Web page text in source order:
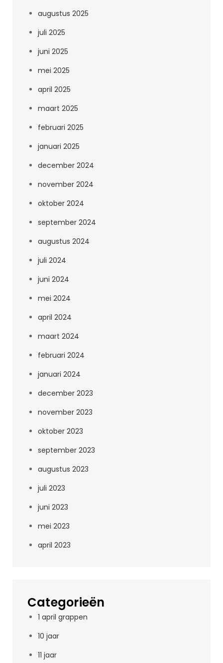
augustus 2025
juli 2025
juni 2025
mei 2025
april 2025
maart 2025
februari 2025
januari 2025
december 2024
november 2024
oktober 2024
september 2024
augustus 2024
juli 2024
juni 2024
mei 2024
april 2024
maart 2024
februari 2024
januari 2024
december 2023
november 2023
oktober 2023
september 2023
augustus 2023
juli 2023
juni 2023
mei 2023
april 2023
Categorieën
1 april grappen
10 jaar
11 jaar